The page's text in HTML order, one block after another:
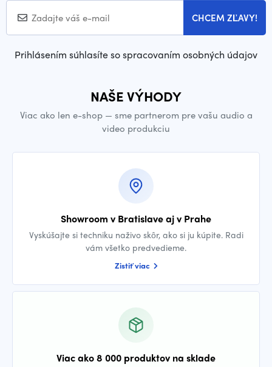
CHCEM ZĽAVY!
Prihlásením súhlasíte so spracovaním osobných údajov
NAŠE VÝHODY
Viac ako len e-shop — sme partnerom pre vašu audio a
video produkciu
Showroom v Bratislave aj v Prahe
Vyskúšajte si techniku naživo skôr, ako si ju kúpite. Radi
vám všetko predvedieme.
Zistiť viac
Viac ako 8 000 produktov na sklade